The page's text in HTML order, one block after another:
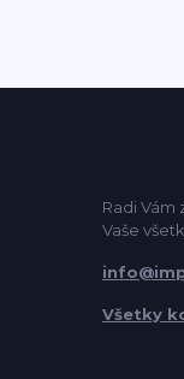
Radi
Vaše
Všetky